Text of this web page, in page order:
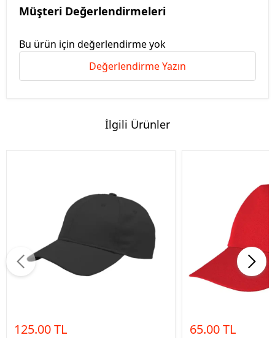
Müşteri Değerlendirmeleri
Bu ürün için değerlendirme yok
Değerlendirme Yazın
İlgili Ürünler
125.00 TL 65.00 TL